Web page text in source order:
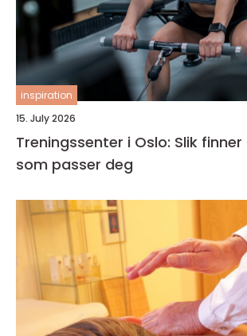
inspiration
15. July 2026
Treningssenter i Oslo: Slik
som passer deg